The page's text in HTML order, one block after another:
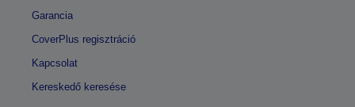
Garancia
CoverPlus regisztráció
Kapcsolat
Kereskedő keresése